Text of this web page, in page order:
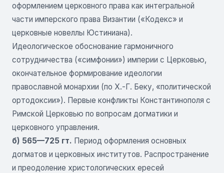
оформлением церковного права как интегральной
части имперского права Византии («Кодекс» и
церковные новеллы Юстиниана).
Идеологическое обоснование гармоничного
сотрудничества («симфонии») империи с Церковью,
окончательное формирование идеологии
православной монархии (по Х.-Г. Беку, «политической
ортодоксии»). Первые конфликты Константинополя с
Римской Церковью по вопросам догматики и
церковного управления.
б) 565—725 гт. Период оформления основных
догматов и церковных институтов. Распространение
и преодоление христологических ересей